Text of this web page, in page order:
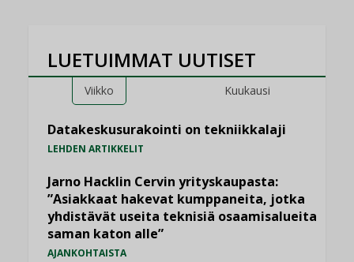
LUETUIMMAT UUTISET
Viikko Kuukausi
Datakeskusurakointi on tekniikkalaji
LEHDEN ARTIKKELIT
Jarno Hacklin Cervin yrityskaupasta:
”Asiakkaat hakevat kumppaneita, jotka
yhdistävät useita teknisiä osaamisalueita
saman katon alle”
AJANKOHTAISTA